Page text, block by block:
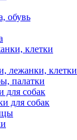
обувь
клетки
лежанки, клетки
палатки
для собак
для собак